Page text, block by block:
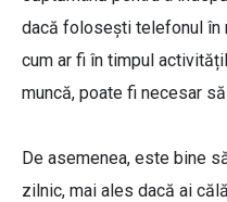
dacă folosești telefonul în
cum ar fi în timpul
muncă, poate fi necesar
De asemenea, este bine
zilnic, mai ales dacă ai